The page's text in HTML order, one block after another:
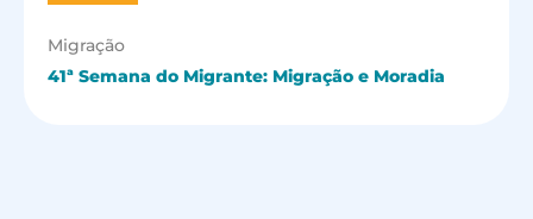
Migração
41ª Semana do Migrante: Migração e Moradia